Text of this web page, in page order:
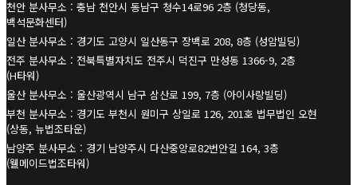
천안 분사무소 : 충남 천안시 동남구 청수14로96 2층 (청당동,
백석문화센터)
일산 분사무소 : 경기도 고양시 일산동구 장백로 208, 8층 (성암빌딩)
전주 분사무소 : 전북특별자치도 전주시 덕진구 만성동 1366-9, 2층
(H타워)
울산 분사무소 : 울산광역시 남구 삼산로 199, 7층 (아이사랑빌딩)
부천 분사무소 : 경기도 부천시 원미구 상일로 126, 201호 법무법인 오현
(상동, 뉴법조타운)
남양주 분사무소 : 경기 남양주시 다산중앙로82번안길 164, 3층
(웰메이드법조타워)